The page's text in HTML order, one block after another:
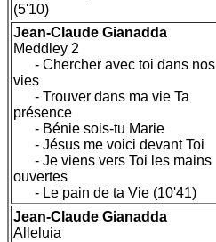
(5'10)
Jean-Claude Gianadda
Meddley 2
- Chercher avec toi dans nos
vies
- Trouver dans ma vie Ta
présence
- Bénie sois-tu Marie
- Jésus me voici devant Toi
- Je viens vers Toi les mains
ouvertes
- Le pain de ta Vie (10'41)
Jean-Claude Gianadda
Alleluia